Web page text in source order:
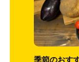
季節のおす